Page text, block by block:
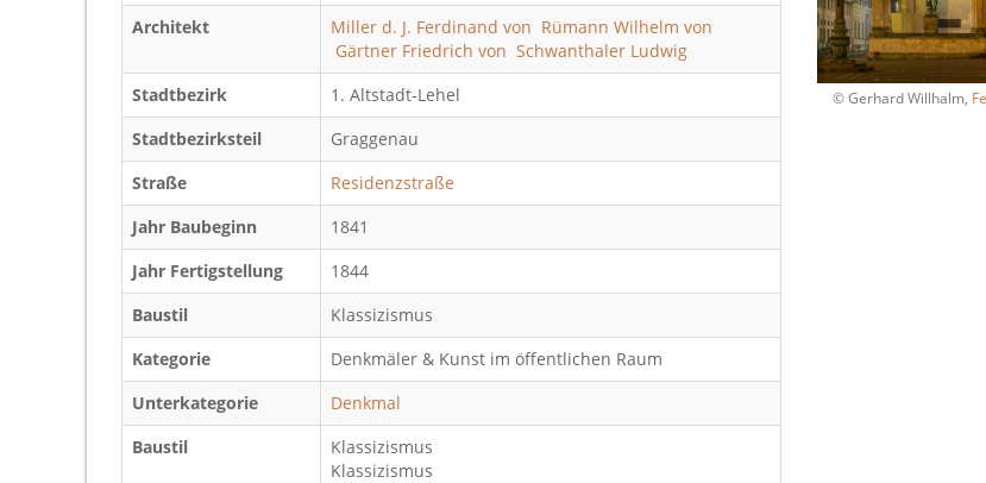
Architekt
Miller d. J. Ferdinand von Rümann Wilhelm von
Gärtner Friedrich von Schwanthaler Ludwig
Stadtbezirk
1. Altstadt-Lehel
Stadtbezirksteil
Graggenau
Straße
Residenzstraße
Jahr Baubeginn
1841
Jahr Fertigstellung
1844
Baustil
Klassizismus
Kategorie
Denkmäler & Kunst im öffentlichen Raum
Unterkategorie
Denkmal
Baustil
Klassizismus
Klassizismus
© Gerhard Willhalm,